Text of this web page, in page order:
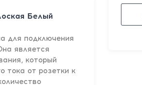
Белый
для подключения
является
который
тока от розетки к